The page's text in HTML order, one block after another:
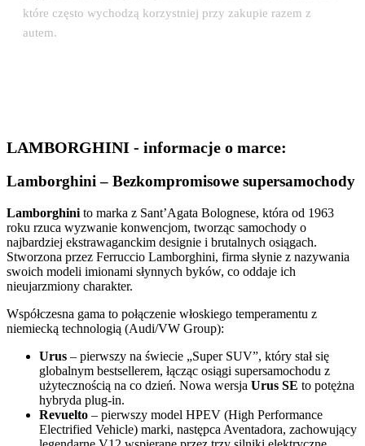
które często wychodzą korzystniej przy zakupie razem z
autem.
LAMBORGHINI - informacje o marce:
Lamborghini – Bezkompromisowe supersamochody
Lamborghini to marka z Sant’Agata Bolognese, która od 1963
roku rzuca wyzwanie konwencjom, tworząc samochody o
najbardziej ekstrawaganckim designie i brutalnych osiągach.
Stworzona przez Ferruccio Lamborghini, firma słynie z nazywania
swoich modeli imionami słynnych byków, co oddaje ich
nieujarzmiony charakter.
Współczesna gama to połączenie włoskiego temperamentu z
niemiecką technologią (Audi/VW Group):
Urus – pierwszy na świecie „Super SUV”, który stał się
globalnym bestsellerem, łącząc osiągi supersamochodu z
użytecznością na co dzień. Nowa wersja Urus SE to potężna
hybryda plug-in.
Revuelto – pierwszy model HPEV (High Performance
Electrified Vehicle) marki, następca Aventadora, zachowujący